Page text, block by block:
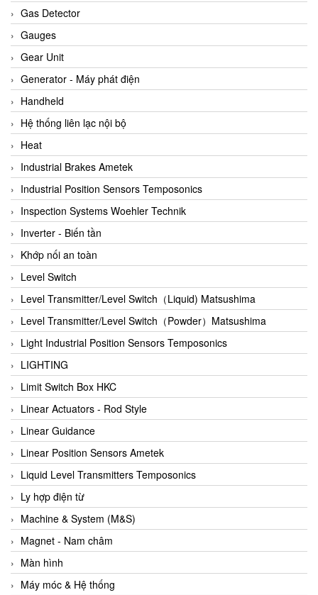
ARCA Regler
Arcos Hydraulik
Ardetem-Sfere-Vietnam
Argal
AS ENERGI
ASCO CO2
Asker
AT2E
ATC Pneumatic
ATEX System
ATI - IA
ATI (Analytical Technology Inc)
Atos
Atrax
Auma
Autec
Auto Flow
Automatic valve
Aventics
Avproglobal
Axiomtek
AZBIL
B&C Electronics
B&R
Babcok wilcox
Baelz Automatic Vietnam
Bahr Modultechnik Vietnam
Gas Detector
Gauges
Gear Unit
Generator - Máy phát điện
Handheld
Hệ thống liên lạc nội bộ
Heat
Industrial Brakes Ametek
Industrial Position Sensors Temposonics
Inspection Systems Woehler Technik
Inverter - Biến tần
Khớp nối an toàn
Level Switch
Level Transmitter/Level Switch（Liquid) Matsushima
Level Transmitter/Level Switch（Powder）Matsushima
Light Industrial Position Sensors Temposonics
LIGHTING
Limit Switch Box HKC
Linear Actuators - Rod Style
Linear Guidance
Linear Position Sensors Ametek
Liquid Level Transmitters Temposonics
Ly hợp điện từ
Machine & System (M&S)
Magnet - Nam châm
Màn hình
Máy móc & Hệ thống